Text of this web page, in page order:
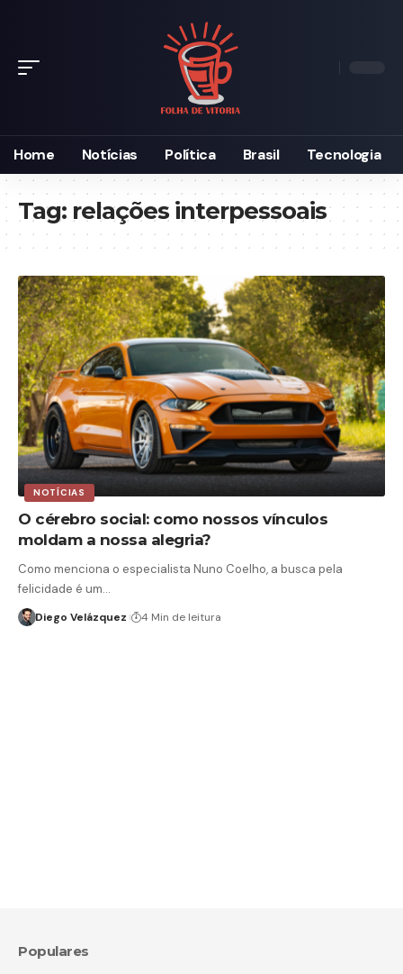
Home Notícias Política Brasil Tecnologia
Tag: relações interpessoais
NOTÍCIAS
O cérebro social: como nossos vínculos
moldam a nossa alegria?
Como menciona o especialista Nuno Coelho, a busca pela
felicidade é um…
Diego Velázquez 4 Min de leitura
Populares